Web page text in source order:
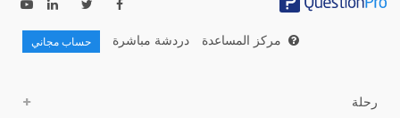
مركز المساعدة دردشة مباشرة حساب مجاني
رحلة